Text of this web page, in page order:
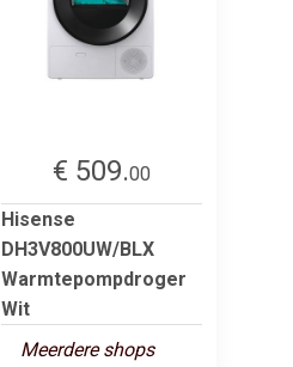
€ 509.00
Hisense
DH3V800UW/BLX
Warmtepompdroger
Wit
Meerdere shops